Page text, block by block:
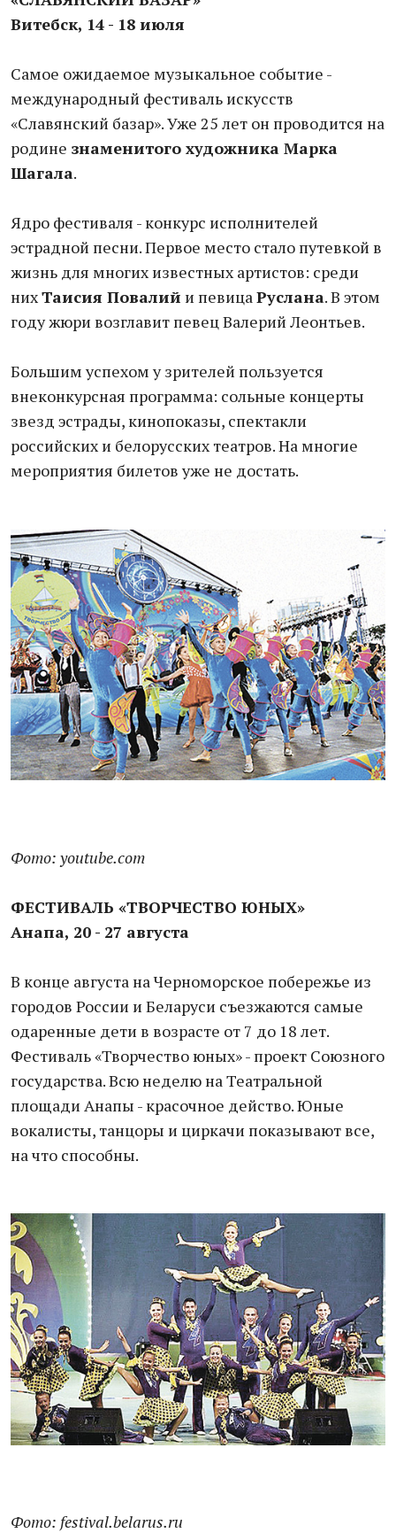
Витебск, 14 - 18 июля
Самое ожидаемое музыкальное событие -
международный фестиваль искусств
«Славянский базар». Уже 25 лет он проводится на
родине знаменитого художника Марка
Шагала.
Ядро фестиваля - конкурс исполнителей
эстрадной песни. Первое место стало путевкой в
жизнь для многих известных артистов: среди
нихТаисия Повалий и певицаРуслана. В этом
году жюри возглавит певец Валерий Леонтьев.
Большим успехом у зрителей пользуется
внеконкурсная программа: сольные концерты
звезд эстрады, кинопоказы, спектакли
российских и белорусских театров. На многие
мероприятия билетов уже не достать.
Фото: youtube.com
ФЕСТИВАЛЬ «ТВОРЧЕСТВО ЮНЫХ»
Анапа, 20 - 27 августа
В конце августа на Черноморское побережье из
городов России и Беларуси съезжаются самые
одаренные дети в возрасте от 7 до 18 лет.
Фестиваль «Творчество юных» - проект Союзного
государства. Всю неделю на Театральной
площади Анапы - красочное действо. Юные
вокалисты, танцоры и циркачи показывают все,
на что способны.
Фото: festival.belarus.ru